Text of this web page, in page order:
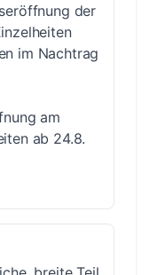
der
im Nachtrag
am
ab 24.8.